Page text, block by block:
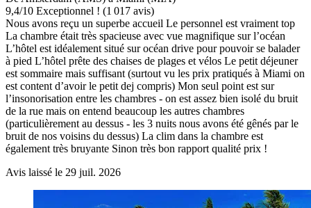
9,4/10 Exceptionnel ! (1 017 avis)
Nous avons reçu un superbe accueil Le personnel est vraiment top
La chambre était très spacieuse avec vue magnifique sur l’océan
L’hôtel est idéalement situé sur océan drive pour pouvoir se balader
à pied L’hôtel prête des chaises de plages et vélos Le petit déjeuner
est sommaire mais suffisant (surtout vu les prix pratiqués à Miami on
est content d’avoir le petit dej compris) Mon seul point est sur
l’insonorisation entre les chambres - on est assez bien isolé du bruit
de la rue mais on entend beaucoup les autres chambres
(particulièrement au dessus - les 3 nuits nous avons été gênés par le
bruit de nos voisins du dessus) La clim dans la chambre est
également très bruyante Sinon très bon rapport qualité prix !
Avis laissé le 29 juil. 2026